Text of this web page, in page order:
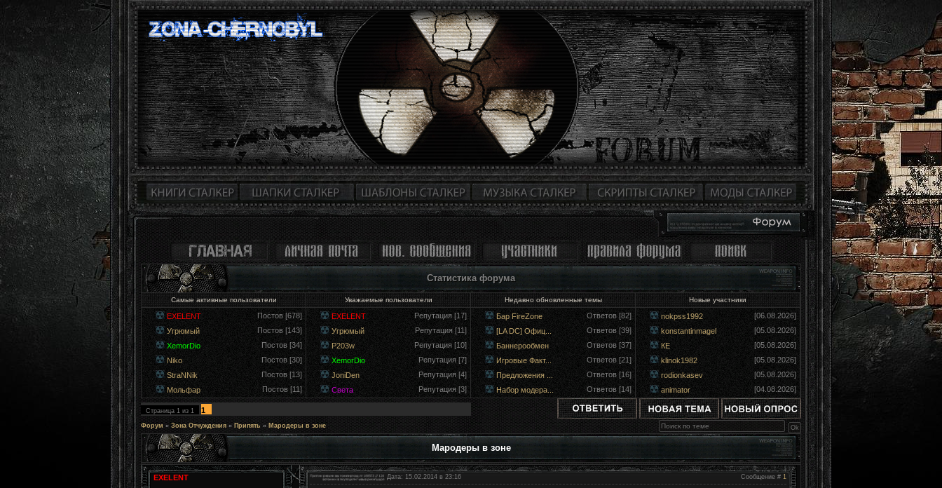
Статистика форума
Самые активные пользователи Уважаемые пользователи Недавно обновленные темы Новые участники
EXELENT
Постов [678]
Угрюмый
Постов [143]
XemorDio
Постов [34]
Niko
Постов [30]
StraNNik
Постов [13]
Мольфар
Постов [11]
EXELENT
Репутация [17]
Угрюмый
Репутация [11]
P203w
Репутация [10]
XemorDio
Репутация [7]
JoniDen
Репутация [4]
Света
Репутация [3]
Бар FireZone
Ответов [82]
[LA DC] Офиц...
Ответов [39]
Баннерообмен
Ответов [37]
Игровые Факт...
Ответов [21]
Предложения ...
Ответов [16]
Набор модера...
Ответов [14]
nokpss1992
[06.08.2026]
konstantinmagel
[05.08.2026]
КЕ
[05.08.2026]
klinok1982
[05.08.2026]
rodionkasev
[05.08.2026]
animator
[04.08.2026]
Страница 1 из 1 1
Форум » Зона Отчуждения » Припять » Мародеры в зоне
Мародеры в зоне
EXELENT Сообщение # 1
Дата: 15.02.2014 в 23:16